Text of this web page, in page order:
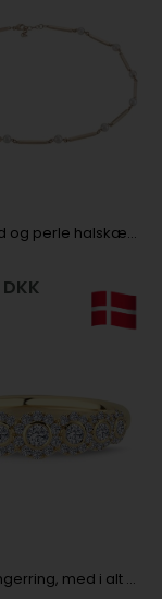
8 karat pind og perle halskæde - blank
DKK
Duchess fingerring, med i alt 0,57 ct diamanter i 14 kt rødguld